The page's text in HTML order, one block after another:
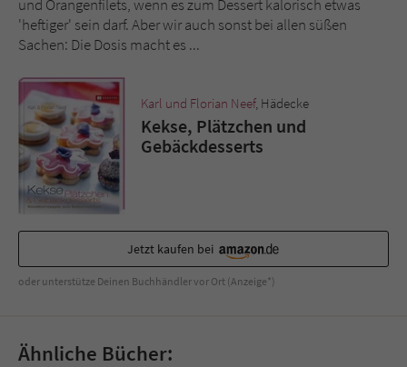
und Orangenfilets, wenn es zum Dessert kalorisch etwas
'heftiger' sein darf. Aber wir auch sonst bei allen süßen
Sachen: Die Dosis macht es ...
Karl und Florian Neef, Hädecke
Kekse, Plätzchen und
Gebäckdesserts
Jetzt kaufen bei
oder unterstütze Deinen Buchhändler vor Ort (Anzeige*)
Ähnliche Bücher: